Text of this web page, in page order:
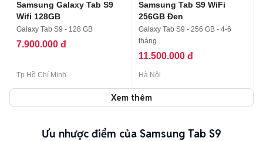
Samsung Galaxy Tab S9
Wifi 128GB
Galaxy Tab S9 - 128 GB
7.900.000 đ
Tp Hồ Chí Minh
Samsung Tab S9 WiFi
256GB Đen
Galaxy Tab S9 - 256 GB - 4-6
tháng
11.500.000 đ
Hà Nội
Xem thêm
Ưu nhược điểm của Samsung Tab S9